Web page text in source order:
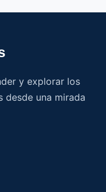
y explorar los
desde una mirada